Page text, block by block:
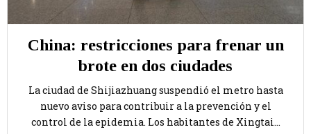
China: restricciones para frenar un
brote en dos ciudades
La ciudad de Shijiazhuang suspendió el metro hasta
nuevo aviso para contribuir a la prevención y el
control de la epidemia. Los habitantes de Xingtai...